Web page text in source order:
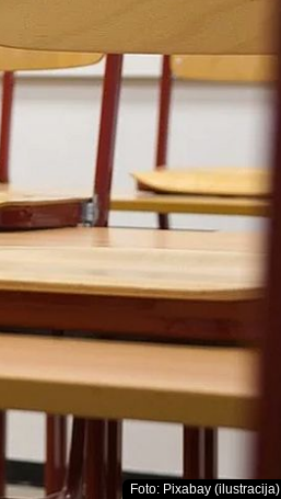
Foto: Pixabay (ilustracija)